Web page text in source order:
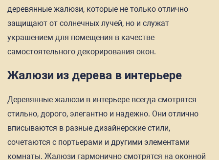
деревянные жалюзи, которые не только отлично
защищают от солнечных лучей, но и служат
украшением для помещения в качестве
самостоятельного декорирования окон.
Жалюзи из дерева в интерьере
Деревянные жалюзи в интерьере всегда смотрятся
стильно, дорого, элегантно и надежно. Они отлично
вписываются в разные дизайнерские стили,
сочетаются с портьерами и другими элементами
комнаты. Жалюзи гармонично смотрятся на оконной